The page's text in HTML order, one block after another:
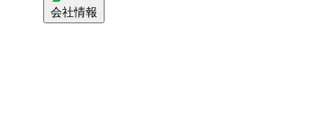
会社情報